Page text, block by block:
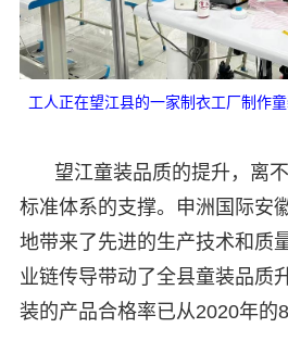
工人正在望江县的一家制衣工厂制作
望江童装品质的提升，离
标准体系的支撑。申洲国际安
地带来了先进的生产技术和质
业链传导带动了全县童装品质
装的产品合格率已从2020年的